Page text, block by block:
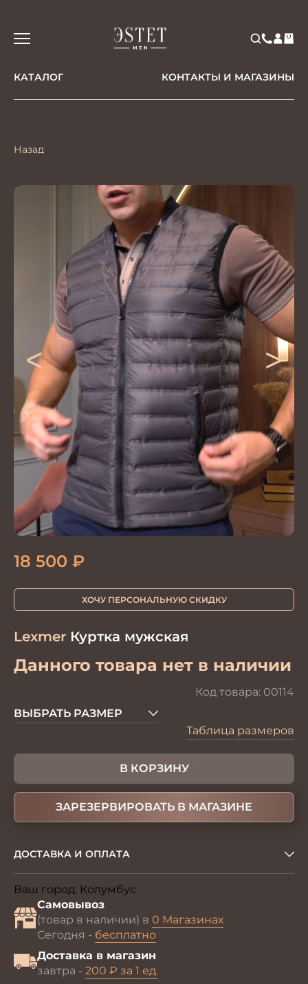
КАТАЛОГ КОНТАКТЫ И МАГАЗИНЫ
Назад
< >
Lexmer Куртка мужская
Данного товара нет в наличии
Код товара: 00114
18 500 ₽
ХОЧУ ПЕРСОНАЛЬНУЮ СКИДКУ
ВЫБРАТЬ РАЗМЕР
Таблица размеров
В КОРЗИНУ
ЗАРЕЗЕРВИРОВАТЬ В МАГАЗИНЕ
ДОСТАВКА И ОПЛАТА
Ваш город: Колумбус
Самовывоз
(товар в наличии) в 0 Магазинах
Сегодня - бесплатно
Доставка в магазин
завтра - 200 ₽ за 1 ед.